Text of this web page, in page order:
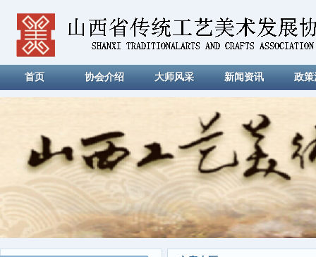
首页 协会介绍 大师风采 新闻资讯 政策